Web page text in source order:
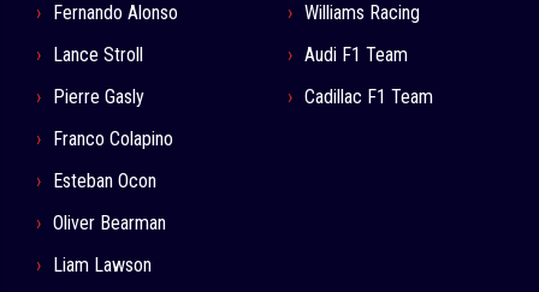
Fernando Alonso
Lance Stroll
Pierre Gasly
Franco Colapino
Esteban Ocon
Oliver Bearman
Liam Lawson
Williams Racing
Audi F1 Team
Cadillac F1 Team